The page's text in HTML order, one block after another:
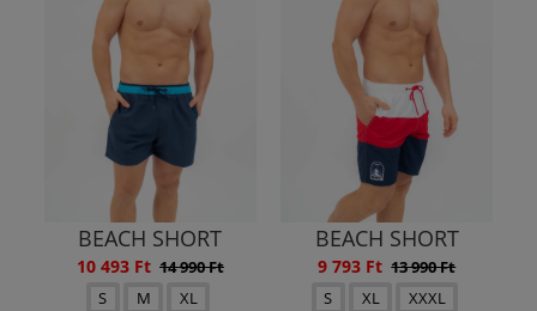
BEACH SHORT
10 493 Ft 14 990 Ft
S
M XL
BEACH SHORT
9 793 Ft 13 990 Ft
S
XL XXXL